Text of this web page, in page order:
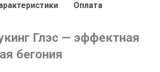
Оплата
Глэс — эффектная
бегония